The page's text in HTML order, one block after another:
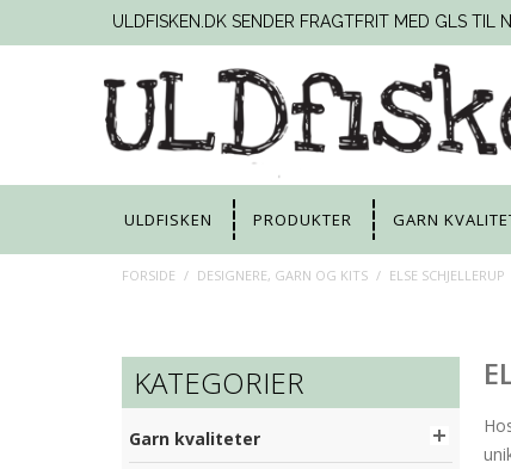
ULDFISKEN.DK SENDER FRAGTFRIT MED GLS
ULDFISKEN PRODUKTER GARN
FORSIDE / DESIGNERE, GARN OG KITS / ELSE SCHJELLERUP
KATEGORIER
Garn kvaliteter